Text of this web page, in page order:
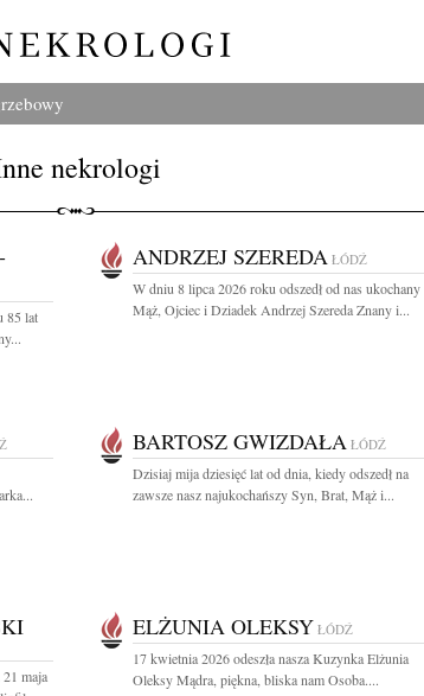
nekrologi
85 lat
ANDRZEJ SZEREDA ŁÓDŹ
W dniu 8 lipca 2026 roku odszedł od nas ukochany
Mąż, Ojciec i Dziadek Andrzej Szereda Znany i...
BARTOSZ GWIZDAŁA ŁÓDŹ
Dzisiaj mija dziesięć lat od dnia, kiedy odszedł na
zawsze nasz najukochańszy Syn, Brat, Mąż i...
maja
ELŻUNIA OLEKSY ŁÓDŹ
17 kwietnia 2026 odeszła nasza Kuzynka Elżunia
Oleksy Mądra, piękna, bliska nam Osoba....